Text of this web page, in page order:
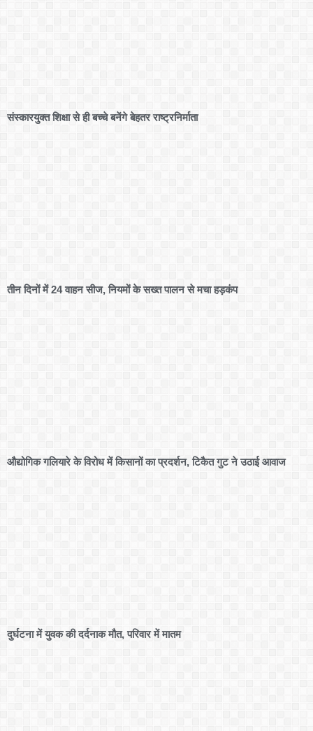
संस्कारयुक्त शिक्षा से ही बच्चे बनेंगे बेहतर राष्ट्रनिर्माता
तीन दिनों में 24 वाहन सीज, नियमों के सख्त पालन से मचा हड़कंप
औद्योगिक गलियारे के विरोध में किसानों का प्रदर्शन, टिकैत गुट ने उठाई आवाज
दुर्घटना में युवक की दर्दनाक मौत, परिवार में मातम